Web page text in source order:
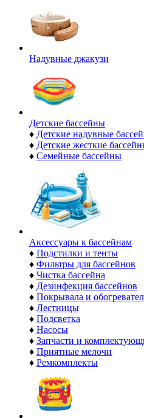
Надувные джакузи
Детские бассейны
♦ Детские надувные
♦ Детские жесткие
♦ Семейные бассейны
Аксессуары к бассейнам
♦ Подстилки и тенты
♦ Фильтры для бассейнов
♦ Чистка бассейна
♦ Дезинфекция бассейнов
♦ Покрывала и
♦ Лестницы
♦ Подсветка
♦ Насосы
♦ Запчасти и
♦ Приятные мелочи
♦ Ремкомплекты